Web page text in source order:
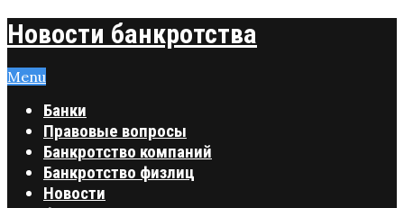
Новости банкротства
Menu
Банки
Правовые вопросы
Банкротство компаний
Банкротство физлиц
Новости